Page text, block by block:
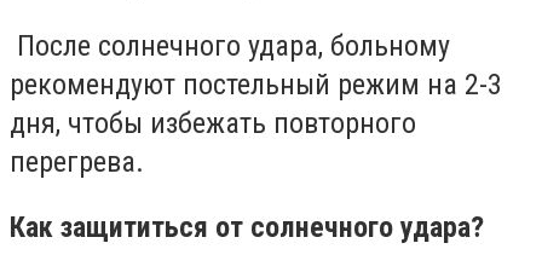
После солнечного удара, больному
рекомендуют постельный режим на 2-3
дня, чтобы избежать повторного
перегрева.
Как защититься от солнечного удара?